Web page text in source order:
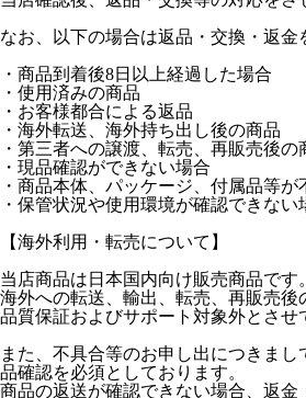
なお、以下の場合は返品・交換・返金
・商品到着後8日以上経過した場合
・使用済みの商品
・お客様都合による返品
・海外転送、海外持ち出し後の商品
・第三者への譲渡、転売、再販売後の
・現品確認ができない場合
・商品本体、パッケージ、付属品等
・保管状況や使用環境が確認できない
【海外利用・転売について】
当店商品は日本国内向け販売商品です。
海外への転送、輸出、転売、再販売後
品質保証およびサポート対象外とさせ
また、不具合等のお申し出につきまし
品確認を必須としております。
商品の返送が確認できない場合、返金